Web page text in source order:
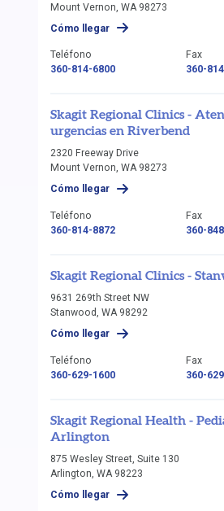
Mount Vernon, WA 98273
Cómo llegar
Teléfono
360-814-6800
Fax
360-
Skagit Regional Clinics -
urgencias en Riverbend
2320 Freeway Drive
Mount Vernon, WA 98273
Cómo llegar
Teléfono
360-814-8872
Fax
360-
Skagit Regional Clinics -
9631 269th Street NW
Stanwood, WA 98292
Cómo llegar
Teléfono
360-629-1600
Fax
360-
Skagit Regional Health -
Arlington
875 Wesley Street, Suite 130
Arlington, WA 98223
Cómo llegar